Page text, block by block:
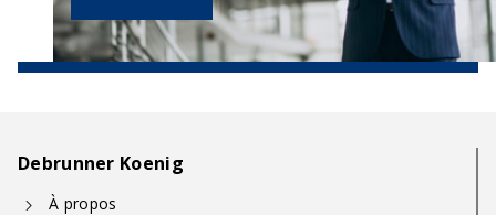
Debrunner Koenig
À propos